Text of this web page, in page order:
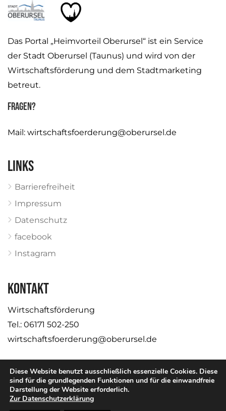
Das Portal „Heimvorteil Oberursel“ ist ein Service
der Stadt Oberursel (Taunus) und wird von der
Wirtschaftsförderung und dem Stadtmarketing
betreut.
Fragen?
Mail: wirtschaftsfoerderung@oberursel.de
Links
Barrierefreiheit
Impressum
Datenschutz
facebook
Instagram
KONTAKT
Wirtschaftsförderung
Tel.: 06171 502-250
wirtschaftsfoerderung@oberursel.de
© Stadt Oberursel
Diese Website benutzt ausschließlich essenzielle Cookies. Diese
sind für die grundlegenden Funktionen und für die einwandfreie
Darstellung der Website erforderlich.
Zur Datenschutzerklärung